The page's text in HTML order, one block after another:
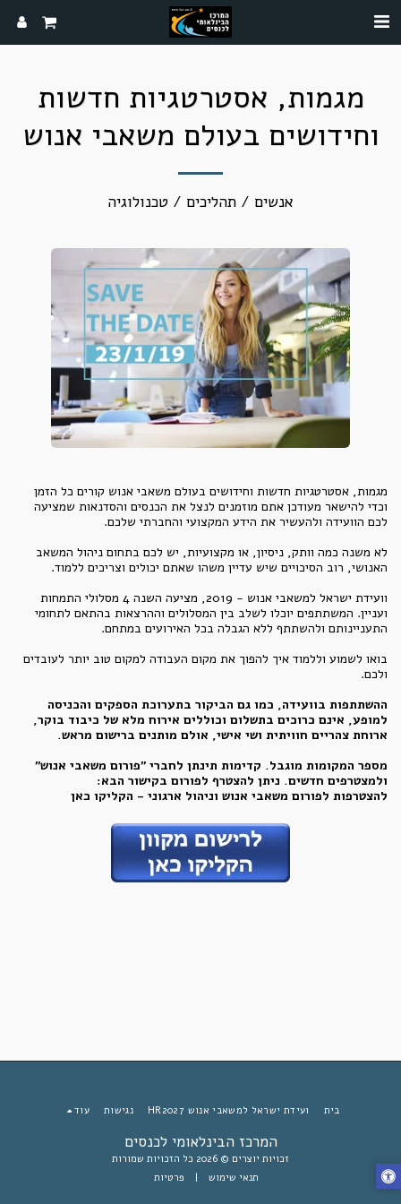
מגמות, אסטרטגיות חדשות
וחידושים בעולם משאבי אנוש
אנשים / תהליכים / טכנולוגיה
מגמות, אסטרטגיות חדשות וחידושים בעולם משאבי אנוש קורים כל הזמן
וכדי להישאר מעודכן אתם מוזמנים לנצל את הכנסים והסדנאות שמציעה
לכם הוועידה ולהעשיר את הידע המקצועי והחברתי שלכם.
לא משנה כמה וותק, ניסיון, או מקצועיות, יש לכם בתחום ניהול המשאב
האנושי, רוב הסיכויים שיש עדיין משהו שאתם יכולים וצריכים ללמוד.
וועידת ישראל למשאבי אנוש - 2019, מציעה השנה 4 מסלולי התמחות
ועניין. המשתתפים יוכלו לשלב בין המסלולים וההרצאות בהתאם לתחומי
התעניינותם ולהשתתף ללא הגבלה בכל האירועים במתחם.
בואו לשמוע וללמוד איך להפוך את מקום העבודה למקום טוב יותר לעובדים
ולכם.
ההשתתפות בוועידה, כמו גם הביקור בתערוכת הספקים והכניסה
למופע, אינם כרוכים בתשלום וכוללים אירוח מלא של כיבוד בוקר,
ארוחת צהריים חוויתית ושי אישי, אולם מותנים ברישום מראש.
מספר המקומות מוגבל. קדימות תינתן לחברי "פורום משאבי אנוש"
ולמצטרפים חדשים. ניתן להצטרף לפורום בקישור הבא:
להצטרפות לפורום משאבי אנוש וניהול ארגוני - הקליקו כאן
המרכז הבינלאומי לכנסים
זכויות יוצרים © 2026 כל הזכויות שמורות
תנאי שימוש | פרטיות
בית ועידת ישראל למשאבי אנוש HR2027 נגישות עוד